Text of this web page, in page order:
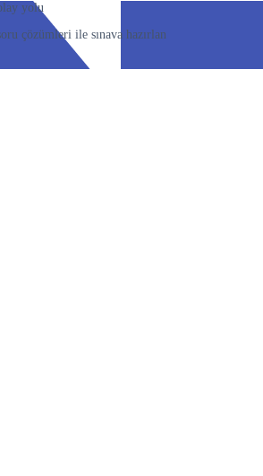
yolu
çözümleri ile sınava hazırlan